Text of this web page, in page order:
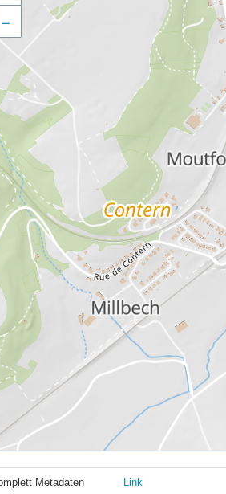
–
Metadaten Link